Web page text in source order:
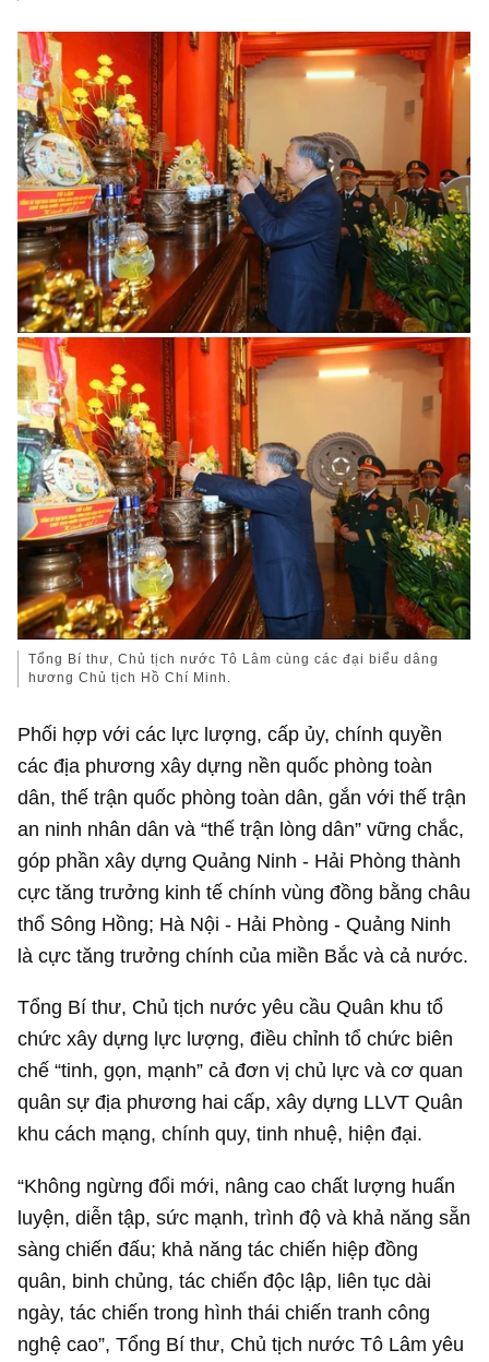
Tổng Bí thư, Chủ tịch nước Tô Lâm cùng các đại biểu dâng
hương Chủ tịch Hồ Chí Minh.
Phối hợp với các lực lượng, cấp ủy, chính quyền
các địa phương xây dựng nền quốc phòng toàn
dân, thế trận quốc phòng toàn dân, gắn với thế trận
an ninh nhân dân và “thế trận lòng dân” vững chắc,
góp phần xây dựng Quảng Ninh - Hải Phòng thành
cực tăng trưởng kinh tế chính vùng đồng bằng châu
thổ Sông Hồng; Hà Nội - Hải Phòng - Quảng Ninh
là cực tăng trưởng chính của miền Bắc và cả nước.
Tổng Bí thư, Chủ tịch nước yêu cầu Quân khu tổ
chức xây dựng lực lượng, điều chỉnh tổ chức biên
chế “tinh, gọn, mạnh” cả đơn vị chủ lực và cơ quan
quân sự địa phương hai cấp, xây dựng LLVT Quân
khu cách mạng, chính quy, tinh nhuệ, hiện đại.
“Không ngừng đổi mới, nâng cao chất lượng huấn
luyện, diễn tập, sức mạnh, trình độ và khả năng sẵn
sàng chiến đấu; khả năng tác chiến hiệp đồng
quân, binh chủng, tác chiến độc lập, liên tục dài
ngày, tác chiến trong hình thái chiến tranh công
nghệ cao”, Tổng Bí thư, Chủ tịch nước Tô Lâm yêu